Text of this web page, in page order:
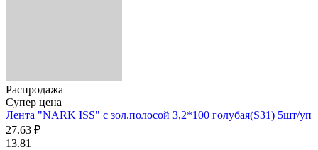
Распродажа
Супер цена
Лента "NARK ISS" с зол.полосой 3,2*100 голубая(S31) 5шт/уп
27.63 ₽
13.81